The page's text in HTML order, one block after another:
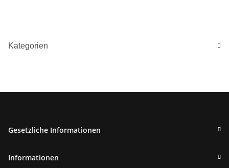
Kategorien
Gesetzliche Informationen
Informationen